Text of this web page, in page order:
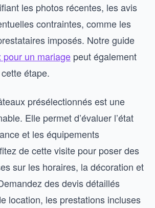
les photos récentes, les avis
contraintes, comme les
imposés. Notre guide
pour un mariage peut également
étape.
présélectionnés est une
Elle permet d’évaluer l’état
et les équipements
de cette visite pour poser des
sur les horaires, la décoration et
des devis détaillés
location, les prestations incluses